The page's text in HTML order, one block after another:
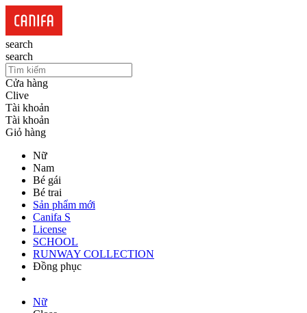
search
search
Cửa hàng
Clive
Tài khoản
Tài khoản
Giỏ hàng
Nữ
Nam
Bé gái
Bé trai
Sản phẩm mới
Canifa S
License
SCHOOL
RUNWAY COLLECTION
Đồng phục
Nữ